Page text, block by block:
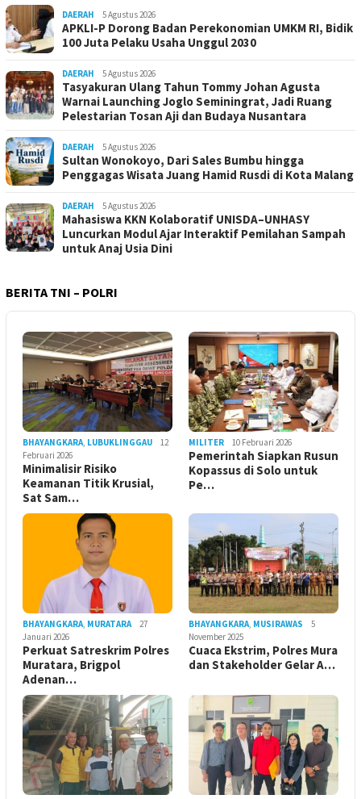
DAERAH 5 Agustus 2026
APKLI-P Dorong Badan Perekonomian UMKM RI, Bidik
100 Juta Pelaku Usaha Unggul 2030
DAERAH 5 Agustus 2026
Tasyakuran Ulang Tahun Tommy Johan Agusta
Warnai Launching Joglo Seminingrat, Jadi Ruang
Pelestarian Tosan Aji dan Budaya Nusantara
DAERAH 5 Agustus 2026
Sultan Wonokoyo, Dari Sales Bumbu hingga
Penggagas Wisata Juang Hamid Rusdi di Kota Malang
DAERAH 5 Agustus 2026
Mahasiswa KKN Kolaboratif UNISDA–UNHASY
Luncurkan Modul Ajar Interaktif Pemilahan Sampah
untuk Anaj Usia Dini
BERITA TNI – POLRI
BHAYANGKARA, LUBUKLINGGAU
12
Februari 2026
Minimalisir Risiko
Keamanan Titik Krusial,
Sat Sam…
MILITER 10 Februari 2026
Pemerintah Siapkan Rusun
Kopassus di Solo untuk
Pe…
BHAYANGKARA, MURATARA
27
Januari 2026
Perkuat Satreskrim Polres
Muratara, Brigpol
Adenan…
BHAYANGKARA, MUSIRAWAS
5
November 2025
Cuaca Ekstrim, Polres Mura
dan Stakeholder Gelar A…